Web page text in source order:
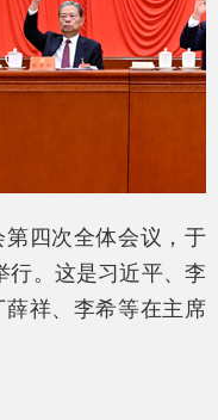
四次全体会议，于
行。这是习近平、李
祥、李希等在主席